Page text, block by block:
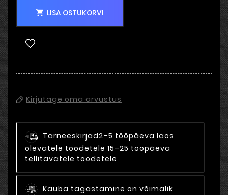
 LISA OSTUKORVI
Kirjutage oma arvustus
Tarneeskirjad2–5 tööpäeva laos
olevatele toodetele 15–25 tööpäeva
tellitavatele toodetele
Kauba tagastamine on võimalik